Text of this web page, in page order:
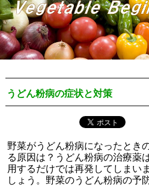
うどん粉病の症状と対策
野菜がうどん粉病になったとき
る原因は？うどん粉病の治療薬
用するだけでは再発してしまい
しょう。野菜のうどん粉病の予